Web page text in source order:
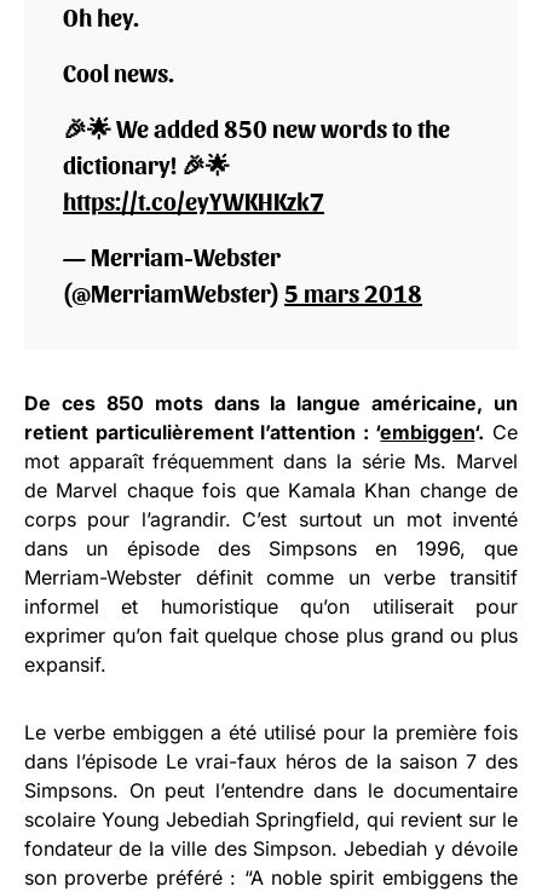
Oh hey.
Cool news.
🎉🌟 We added 850 new words to the
dictionary! 🎉🌟
https://t.co/eyYWKHKzk7
— Merriam-Webster
(@MerriamWebster) 5 mars 2018
De ces 850 mots dans la langue américaine, un
retient particulièrement l’attention : ‘embiggen‘. Ce
mot apparaît fréquemment dans la série Ms. Marvel
de Marvel chaque fois que Kamala Khan change de
corps pour l’agrandir. C’est surtout un mot inventé
dans un épisode des Simpsons en 1996, que
Merriam-Webster définit comme un verbe transitif
informel et humoristique qu’on utiliserait pour
exprimer qu’on fait quelque chose plus grand ou plus
expansif.
Le verbe embiggen a été utilisé pour la première fois
dans l’épisode Le vrai-faux héros de la saison 7 des
Simpsons. On peut l’entendre dans le documentaire
scolaire Young Jebediah Springfield, qui revient sur le
fondateur de la ville des Simpson. Jebediah y dévoile
son proverbe préféré : “A noble spirit embiggens the